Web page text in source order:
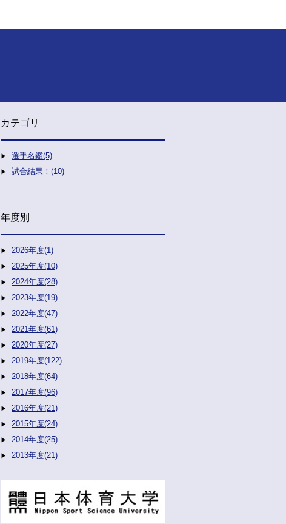
カテゴリ
選手名鑑(5)
試合結果！(10)
年度別
2026年度(1)
2025年度(10)
2024年度(28)
2023年度(19)
2022年度(47)
2021年度(61)
2020年度(27)
2019年度(122)
2018年度(64)
2017年度(96)
2016年度(21)
2015年度(24)
2014年度(25)
2013年度(21)